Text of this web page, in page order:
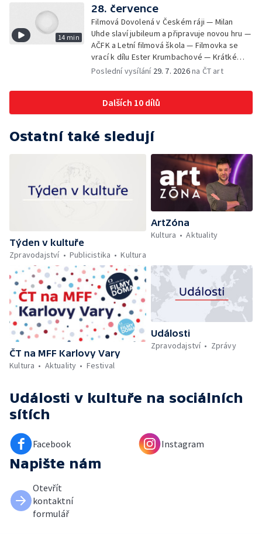
14 min
28. července
Filmová Dovolená v Českém ráji — Milan
Uhde slaví jubileum a připravuje novou hru —
AČFK a Letní filmová škola — Filmovka se
vrací k dílu Ester Krumbachové — Krátké
zprávy z kultury — Antonín Střížek namaloval
Poslední vysílání 29. 7. 2026na ČT art
Dalších 10 dílů
Ostatní také sledují
Týden v kultuře
Zpravodajství
Publicistika Kultura
ArtZóna
Kultura
Aktuality
ČT na MFF Karlovy Vary
Kultura
Aktuality Festival
Události
Zpravodajství
Zprávy
Události v kultuře na sociálních
sítích
Facebook Instagram
Napište nám
Otevřít
kontaktní
formulář